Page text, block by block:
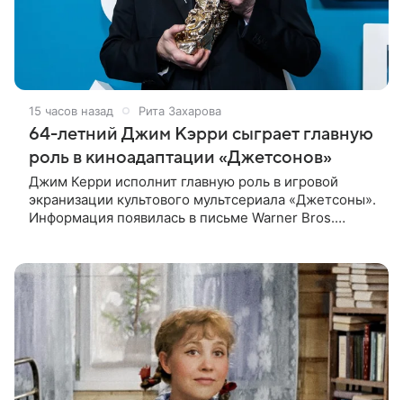
15 часов назад Рита Захарова
64-летний Джим Кэрри сыграет главную
роль в киноадаптации «Джетсонов»
Джим Керри исполнит главную роль в игровой
экранизации культового мультсериала «Джетсоны».
Информация появилась в письме Warner Bros.